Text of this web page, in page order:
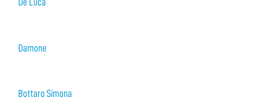
De Luca
Damone
Bottaro Simona